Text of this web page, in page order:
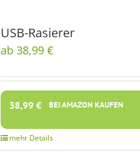
USB-Rasierer
ab 38,99 €
38,99 € BEI AMAZON KAUFEN